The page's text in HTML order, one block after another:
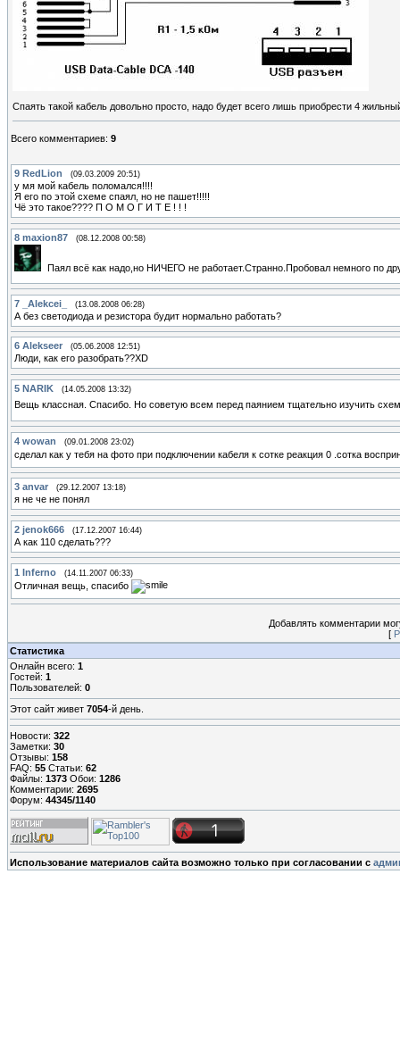
Спаять такой кабель довольно просто, надо будет всего лишь приобрести 4
Всего комментариев: 9
9 RedLion (09.03.2009 20:51)
у мя мой кабель поломался!!!!
Я его по этой схеме спаял, но не пашет!!!!!
Чё это такое???? П О М О Г И Т Е ! ! !
8 maxion87 (08.12.2008 00:58)
Паял всё как надо,но НИЧЕГО не работает.Странно.Пробовал немного по
7 _Alekcei_ (13.08.2008 06:28)
А без светодиода и резистора будит нормально работать?
6 Alekseer (05.06.2008 12:51)
Люди, как его разобрать??XD
5 NARIK (14.05.2008 13:32)
Вещь классная. Спасибо. Но советую всем перед паянием тщательно изучить
4 wowan (09.01.2008 23:02)
сделал как у тебя на фото при подключении кабеля к сотке реакция 0 .сотка
3 anvar (29.12.2007 13:18)
я не че не понял
2 jenok666 (17.12.2007 16:44)
А как 110 сделать???
1 Inferno (14.11.2007 06:33)
Отличная вещь, спасибо
Добавлять комментарии
[
Статистика
Онлайн всего: 1
Гостей: 1
Пользователей: 0
Этот сайт живет 7054-й день.
Новости: 322
Заметки: 30
Отзывы: 158
FAQ: 55 Статьи: 62
Файлы: 1373 Обои: 1286
Комментарии: 2695
Форум: 44345/1140
Использование материалов сайта возможно только при согласовании с